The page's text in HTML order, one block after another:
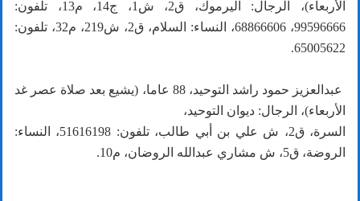
الأربعاء)، الرجال: اليرموك، ق2، ش1، ج14، م13، تلفون:
99596666، 68866606، النساء: السلام، ق2، ش219، م32، تلفون:
65005622.
عبدالعزيز حمود راشد التوحيد، 88 عاما، (يشيع بعد صلاة عصر غد
الأربعاء)، الرجال: ديوان التوحيد،
السرة، ق2، ش علي بن أبي طالب، تلفون: 51616198، النساء:
الروضة، ق5، ش مشاري عبدالله الروضان، م10.